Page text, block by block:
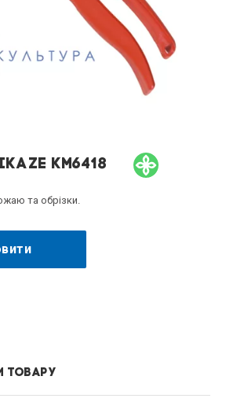
KM6418
та обрізки.
товару